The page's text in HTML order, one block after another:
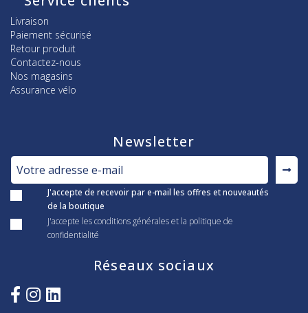
Livraison
Paiement sécurisé
Retour produit
Contactez-nous
Nos magasins
Assurance vélo
Newsletter
J'accepte de recevoir par e-mail les offres et nouveautés
de la boutique
J'accepte les conditions générales et la politique de
confidentialité
Réseaux sociaux